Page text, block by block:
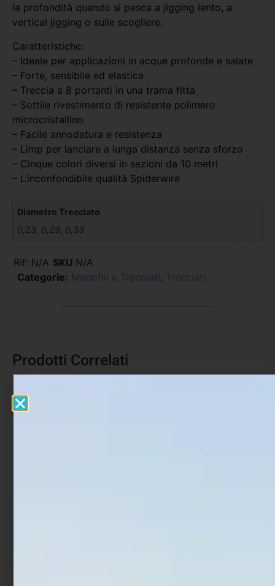
la profondità quando si pesca a jigging lento, a
vertical jigging o sulle scogliere.
Caratteristiche:
– Ideale per applicazioni in acque profonde e salate
– Forte, sensibile ed elastica
– Treccia a 8 portanti in una trama fitta
– Sottile rivestimento di resistente polimero
microcristallino
– Facile annodatura e resistenza
– Limp per lanciare a lunga distanza senza sforzo
– Cinque colori diversi in sezioni da 10 metri
– L’inconfondibile qualità Spiderwire
Diametro Trecciato
0,23, 0,29, 0,33
Rif: N/A SKU N/A
Categorie: Monofili e Trecciati , Trecciati
Prodotti Correlati